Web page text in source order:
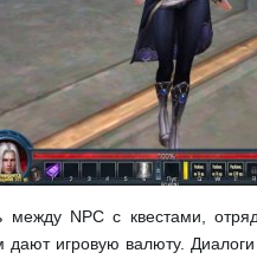
NPC с квестами,
игровую валюту.